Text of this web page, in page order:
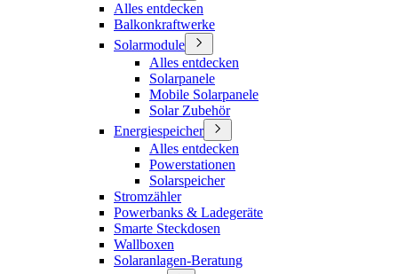
Alles entdecken
Balkonkraftwerke
Solarmodule
Alles entdecken
Solarpanele
Mobile Solarpanele
Solar Zubehör
Energiespeicher
Alles entdecken
Powerstationen
Solarspeicher
Stromzähler
Powerbanks & Ladegeräte
Smarte Steckdosen
Wallboxen
Solaranlagen-Beratung